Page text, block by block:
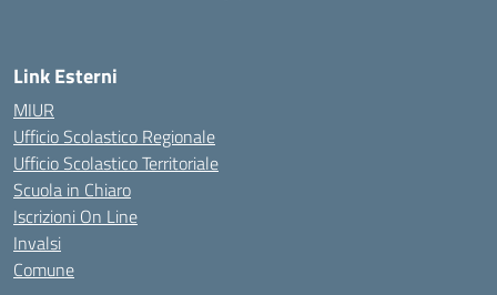
Link Esterni
MIUR
Ufficio Scolastico Regionale
Ufficio Scolastico Territoriale
Scuola in Chiaro
Iscrizioni On Line
Invalsi
Comune